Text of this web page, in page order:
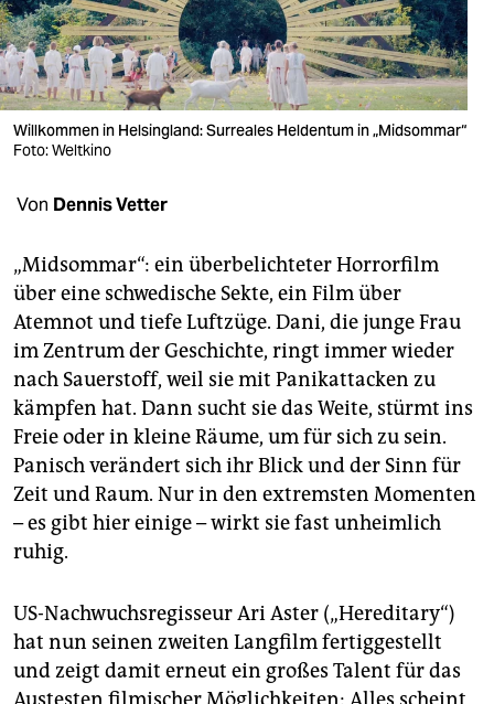
wahrheit
verlag
verlag
veranstaltungen
shop
unterstützen
abo
genossenschaft
epaper login
Willkommen in Helsingland: Surreales Heldentum in „Midsommar“
Foto: Weltkino
Von Dennis Vetter
„Midsommar“: ein überbelichteter Horrorfilm
über eine schwedische Sekte, ein Film über
Atemnot und tiefe Luftzüge. Dani, die junge Frau
im Zentrum der Geschichte, ringt immer wieder
nach Sauerstoff, weil sie mit Panikattacken zu
kämpfen hat. Dann sucht sie das Weite, stürmt ins
Freie oder in kleine Räume, um für sich zu sein.
Panisch verändert sich ihr Blick und der Sinn für
Zeit und Raum. Nur in den extremsten Momenten
– es gibt hier einige – wirkt sie fast unheimlich
ruhig.
US-Nachwuchsregisseur Ari Aster („Hereditary“)
hat nun seinen zweiten Langfilm fertiggestellt
und zeigt damit erneut ein großes Talent für das